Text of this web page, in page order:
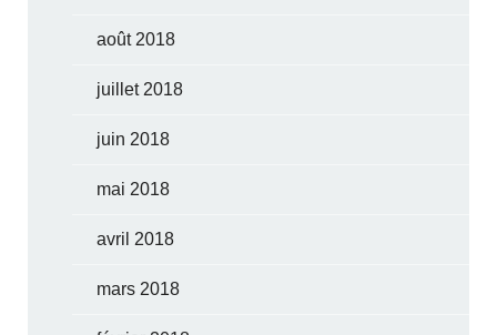
août 2018
juillet 2018
juin 2018
mai 2018
avril 2018
mars 2018